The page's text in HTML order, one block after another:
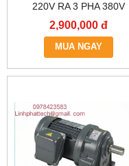
220V RA 3 PHA 380V
0.75KW, BIẾN TẦN KCLY
KOC600-R75GT3-B
2,900,000 đ
MUA NGAY